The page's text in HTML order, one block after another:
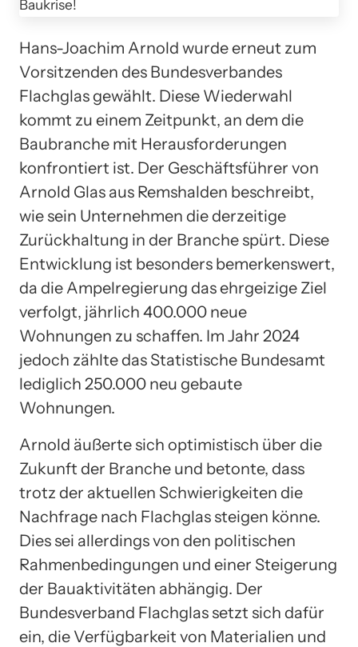
Hans-Joachim Arnold wurde erneut zum
Vorsitzenden des Bundesverbandes
Flachglas gewählt. Diese Wiederwahl
kommt zu einem Zeitpunkt, an dem die
Baubranche mit Herausforderungen
konfrontiert ist. Der Geschäftsführer von
Arnold Glas aus Remshalden beschreibt,
wie sein Unternehmen die derzeitige
Zurückhaltung in der Branche spürt. Diese
Entwicklung ist besonders bemerkenswert,
da die Ampelregierung das ehrgeizige Ziel
verfolgt, jährlich 400.000 neue
Wohnungen zu schaffen. Im Jahr 2024
jedoch zählte das Statistische Bundesamt
lediglich 250.000 neu gebaute
Wohnungen.
Arnold äußerte sich optimistisch über die
Zukunft der Branche und betonte, dass
trotz der aktuellen Schwierigkeiten die
Nachfrage nach Flachglas steigen könne.
Dies sei allerdings von den politischen
Rahmenbedingungen und einer Steigerung
der Bauaktivitäten abhängig. Der
Bundesverband Flachglas setzt sich dafür
ein, die Verfügbarkeit von Materialien und